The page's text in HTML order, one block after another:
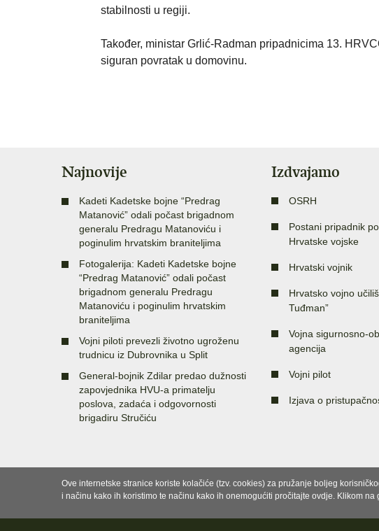
stabilnosti u regiji.
Također, ministar Grlić-Radman pripadnicima 13.
siguran povratak u domovinu.
Najnovije
Kadeti Kadetske bojne “Predrag
Matanović” odali počast brigadnom
generalu Predragu Matanoviću i
poginulim hrvatskim braniteljima
Fotogalerija: Kadeti Kadetske bojne
“Predrag Matanović” odali počast
brigadnom generalu Predragu
Matanoviću i poginulim hrvatskim
braniteljima
Vojni piloti prevezli životno ugroženu
trudnicu iz Dubrovnika u Split
General-bojnik Zdilar predao dužnosti
zapovjednika HVU-a primatelju
poslova, zadaća i odgovornosti
brigadiru Stručiću
Izdvajamo
OSRH
Postani pripadnik
Hrvatske vojske
Hrvatski vojnik
Hrvatsko vojno
Tuđman”
Vojna sigurnosno-
agencija
Vojni pilot
Izjava o
Ove internetske stranice koriste kolačiće (tzv. cookies) za pružanje boljeg
i načinu kako ih koristimo te načinu kako ih onemogućiti pročitajte ovdje. Klikom na